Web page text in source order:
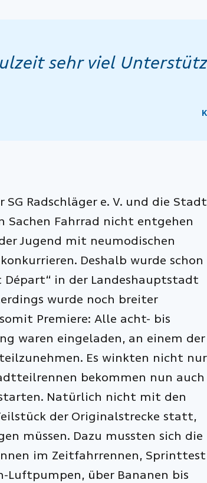
sehr viel
Radschläger e. V. und die Stadt
Sachen Fahrrad nicht entgehen
Jugend mit neumodischen
Deshalb wurde schon
in der Landeshauptstadt
wurde noch breiter
Premiere: Alle acht- bis
waren eingeladen, an einem der
teilzunehmen. Es winkten nicht nur
bekommen nun auch
Natürlich nicht mit den
der Originalstrecke statt,
müssen. Dazu mussten sich die
im Zeitfahrrennen, Sprinttest
Luftpumpen, über Bananen bis